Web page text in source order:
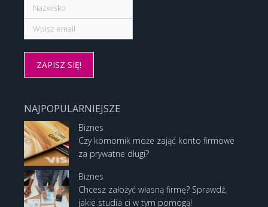
NAJPOPULARNIEJSZE
Biznes
Czy komornik może zająć konto firmowe
za prywatne długi?
Biznes
Chcesz założyć własną firmę? Sprawdź,
jakie studia ci w tym pomogą!